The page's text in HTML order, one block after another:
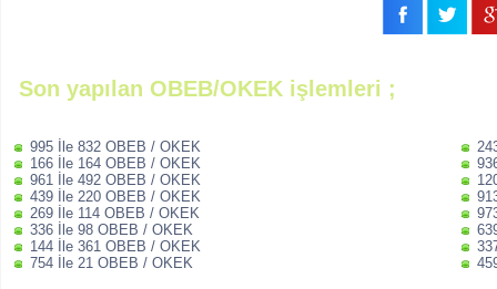
Son yapılan OBEB/OKEK işlemleri ;
995 İle 832 OBEB / OKEK
166 İle 164 OBEB / OKEK
961 İle 492 OBEB / OKEK
439 İle 220 OBEB / OKEK
269 İle 114 OBEB / OKEK
336 İle 98 OBEB / OKEK
144 İle 361 OBEB / OKEK
754 İle 21 OBEB / OKEK